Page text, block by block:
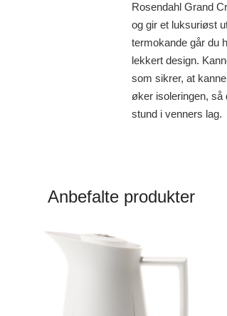
Rosendahl Grand
og gir et luksuriøst
termokande går du
lekkert design.
som sikrer, at
øker isoleringen, så
stund i venners lag.
Anbefalte produkter